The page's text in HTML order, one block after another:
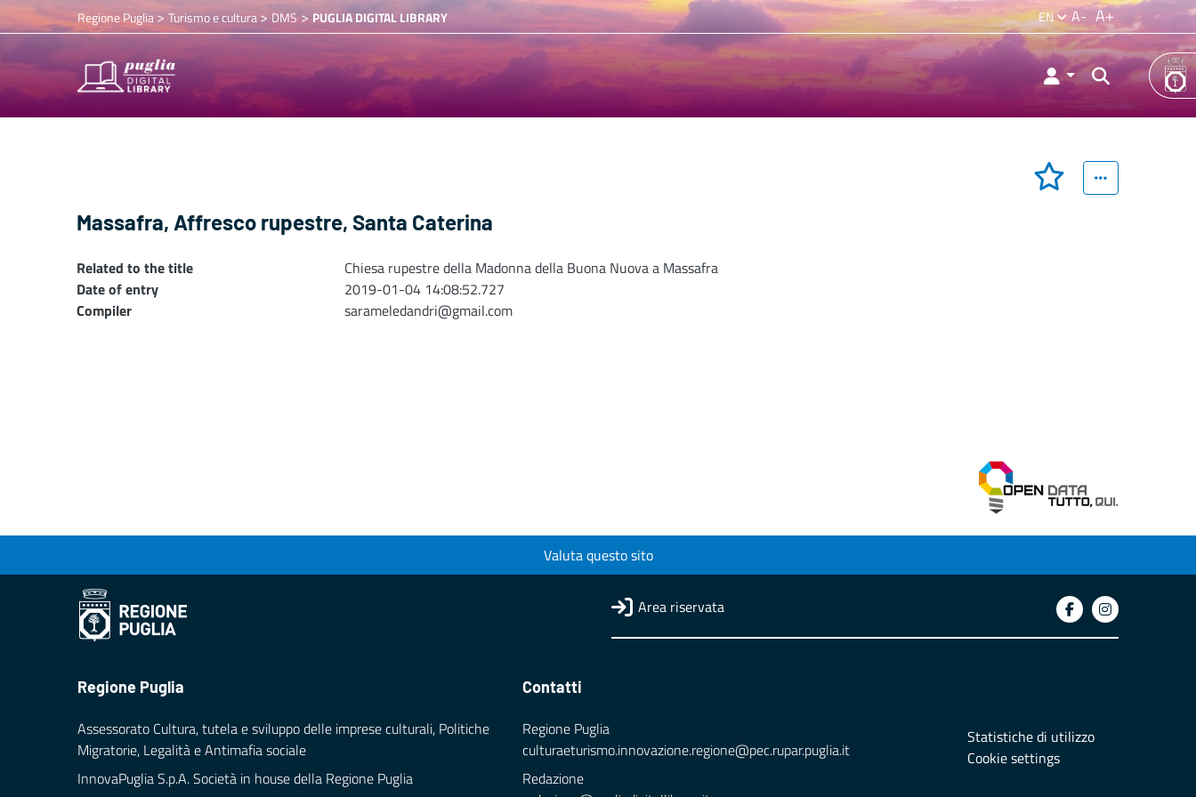
Regione Puglia> Turismo e cultura>DMS > PUGLIA DIGITAL LIBRARY EN A- A+
Massafra, Affresco rupestre, Santa Caterina
Related to the title
Chiesa rupestre della Madonna della Buona Nuova a Massafra
Date of entry
2019-01-04 14:08:52.727
Compiler
sarameledandri@gmail.com
Valuta questo sito
Area riservata
Regione Puglia
Assessorato Cultura, tutela e sviluppo delle imprese culturali, Politiche
Migratorie, Legalità e Antimafia sociale
InnovaPuglia S.p.A. Società in house della Regione Puglia
Contatti
Regione Puglia
culturaeturismo.innovazione.regione@pec.rupar.puglia.it
Redazione
Statistiche di utilizzo
Cookie settings